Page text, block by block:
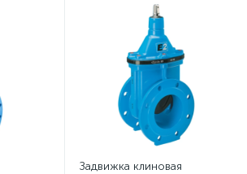
Задвижка клиновая